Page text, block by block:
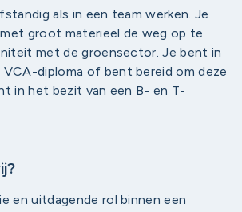
als in een team werken. Je
groot materieel de weg op te
met de groensector. Je bent in
diploma of bent bereid om deze
in het bezit van een B- en T-
en uitdagende rol binnen een